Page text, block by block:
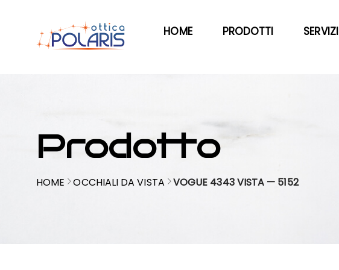
HOME PRODOTTI SERVIZI
Prodotto
HOME OCCHIALI DA VISTA VOGUE 4343 VISTA — 5152